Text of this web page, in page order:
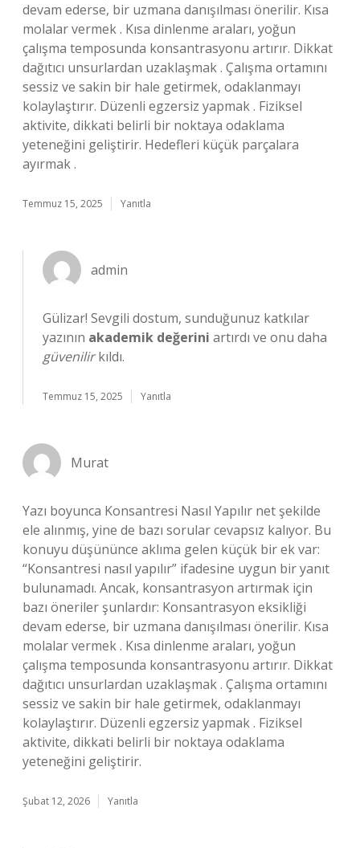
devam ederse, bir uzmana danışılması önerilir. Kısa
molalar vermek . Kısa dinlenme araları, yoğun
çalışma temposunda konsantrasyonu artırır. Dikkat
dağıtıcı unsurlardan uzaklaşmak . Çalışma ortamını
sessiz ve sakin bir hale getirmek, odaklanmayı
kolaylaştırır. Düzenli egzersiz yapmak . Fiziksel
aktivite, dikkati belirli bir noktaya odaklama
yeteneğini geliştirir. Hedefleri küçük parçalara
ayırmak .
Temmuz 15, 2025 Yanıtla
admin
Gülizar! Sevgili dostum, sunduğunuz katkılar
yazının akademik değerini artırdı ve onu daha
güvenilirkıldı.
Temmuz 15, 2025 Yanıtla
Murat
Yazı boyunca Konsantresi Nasıl Yapılır net şekilde
ele alınmış, yine de bazı sorular cevapsız kalıyor. Bu
konuyu düşününce aklıma gelen küçük bir ek var:
“Konsantresi nasıl yapılır” ifadesine uygun bir yanıt
bulunamadı. Ancak, konsantrasyon artırmak için
bazı öneriler şunlardır: Konsantrasyon eksikliği
devam ederse, bir uzmana danışılması önerilir. Kısa
molalar vermek . Kısa dinlenme araları, yoğun
çalışma temposunda konsantrasyonu artırır. Dikkat
dağıtıcı unsurlardan uzaklaşmak . Çalışma ortamını
sessiz ve sakin bir hale getirmek, odaklanmayı
kolaylaştırır. Düzenli egzersiz yapmak . Fiziksel
aktivite, dikkati belirli bir noktaya odaklama
yeteneğini geliştirir.
Şubat 12, 2026 Yanıtla